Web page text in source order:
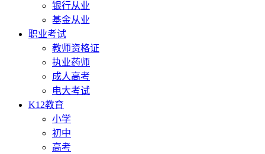
银行从业
基金从业
职业考试
教师资格证
执业药师
成人高考
电大考试
K12教育
小学
初中
高考